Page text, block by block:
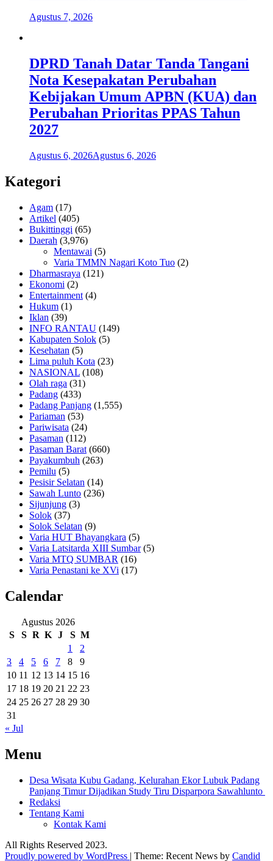
Agustus 7, 2026
DPRD Tanah Datar Tanda Tangani
Nota Kesepakatan Perubahan
Kebijakan Umum APBN (KUA) dan
Perubahan Prioritas PPAS Tahun
2027
Agustus 6, 2026Agustus 6, 2026
Kategori
Agam (17)
Artikel (405)
Bukittinggi (65)
Daerah (3,976)
Mentawai (5)
Varia TMMN Nagari Koto Tuo (2)
Dharmasraya (121)
Ekonomi (2)
Entertainment (4)
Hukum (1)
Iklan (39)
INFO RANTAU (149)
Kabupaten Solok (5)
Kesehatan (5)
Lima puluh Kota (23)
NASIONAL (108)
Olah raga (31)
Padang (433)
Padang Panjang (1,555)
Pariaman (53)
Pariwisata (24)
Pasaman (112)
Pasaman Barat (660)
Payakumbuh (263)
Pemilu (5)
Pesisir Selatan (14)
Sawah Lunto (236)
Sijunjung (3)
Solok (37)
Solok Selatan (9)
Varia HUT Bhayangkara (5)
Varia Latsitarda XIII Sumbar(5)
Varia MTQ SUMBAR (16)
Varia Penastani ke XVi (17)
Calendar
Agustus 2026
S
S R K J S M
1
2
3
4 5 6 7 8
9
10 11 12 13 14 15 16
17 18 19 20 21 22 23
24 25 26 27 28 29 30
31
« Jul
Menu
Desa Wisata Kubu Gadang, Kelurahan Ekor Lubuk Padang
Panjang Timur Dijadikan Study Tiru Disparpora Sawahlunto
Redaksi
Tentang Kami
Kontak Kami
All Rights Reserved 2023.
Proudly powered by WordPress | Theme: Recent News by Candid